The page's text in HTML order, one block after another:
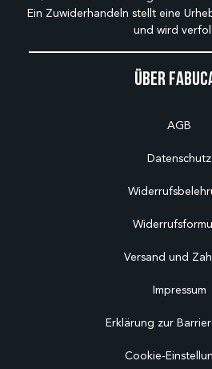
Über
AGB
Datenschutz
Versand und
Impressum
Erklärung zur
Cookie-
Ein Zuwiderhandeln stellt eine
und wird